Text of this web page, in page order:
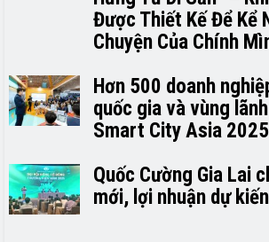
Được Thiết Kế Để Kể
Chuyện Của Chính
Hơn 500 doanh
quốc gia và vùng
Smart City Asia 2025
Quốc Cường Gia Lai
mới, lợi nhuận dự